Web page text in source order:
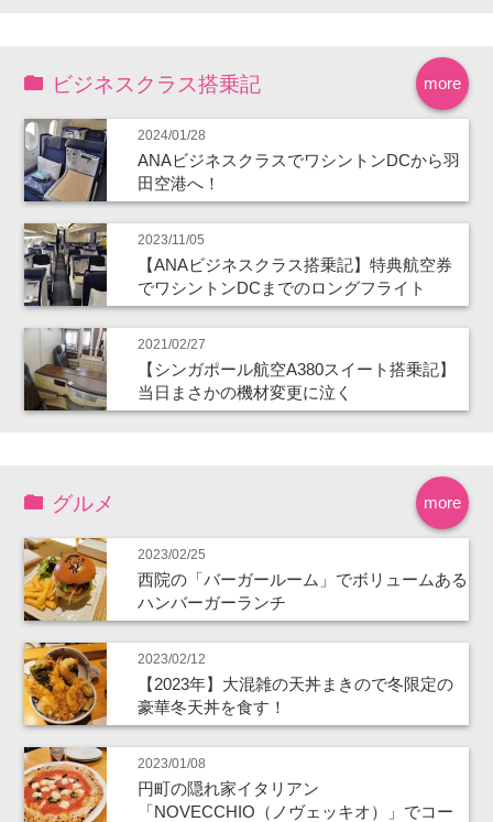
more
ビジネスクラス搭乗記
2024/01/28
ANAビジネスクラスでワシントンDCから羽
田空港へ！
2023/11/05
【ANAビジネスクラス搭乗記】特典航空券
でワシントンDCまでのロングフライト
2021/02/27
【シンガポール航空A380スイート搭乗記】
当日まさかの機材変更に泣く
more
グルメ
2023/02/25
西院の「バーガールーム」でボリュームある
ハンバーガーランチ
2023/02/12
【2023年】大混雑の天丼まきので冬限定の
豪華冬天丼を食す！
2023/01/08
円町の隠れ家イタリアン
「NOVECCHIO（ノヴェッキオ）」でコー